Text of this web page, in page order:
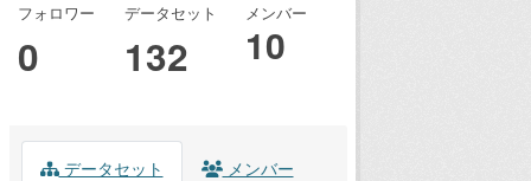
フォロワー
0
データセット
132
メンバー
10
データセット メンバー